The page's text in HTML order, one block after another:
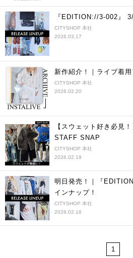
『EDITION://3-002』
CITYSHOP 本社
2026.03.17
新作紹介！｜ライブ着用
CITYSHOP 本社
2026.02.20
【スウェット好き必見
STAFF SNAP
CITYSHOP 本社
2026.02.19
明日発売！｜『
インナップ！
CITYSHOP 本社
2026.02.18
1